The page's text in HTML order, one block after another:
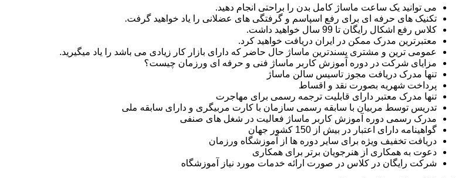
می توانید یک ساعت ماساژ کامل بدن را براحتی انجام دهید.
تکنیک های حرفه ای برای رفع اسپاسم و گرفتگی های عضلانی را یاد خواهید گرفت.
کلاس رفع اشکال رایگان تا 99 سال خواهید داشت.
معتبرترین مدرک ممکن در ایران دریافت خواهید کرد.
عمومی ترین و مشتری پسندترین ماساژ حال حاضر که دارای بازار کار زیادی می باشد را یاد میگیرید.
مزایای شرکت در دوره آموزش کاربر ماساژ فنی و حرفه ای ورزمان چیست؟
تنها مدرک دریافت مجوز تاسیس سالن ماساژ
پرداخت شهریه بصورت نقد و اقساط
تنها مدرک معتبر دارای قابلیت ترجمه رسمی برای مهاجرت
تدریس توسط مربیان با سابقه رسمی سازمان با کارت مربیگری و دارای سابقه ملی
مدرک رسمی دوره آموزش کاربر ماساژ فعالیت در شغل های صنفی
گواهینامه دارای اعتبار در بیش از 150 کشور جهان
دریافت تخفیف ویژه برای سایر دوره ها از آموزشگاه ورزمان
دعوت به همکاری از هنرجویان برتر برای همکاری
شرکت رایگان در کلاس در صورت ارائه خدمات مورد نیاز آموزشگاه